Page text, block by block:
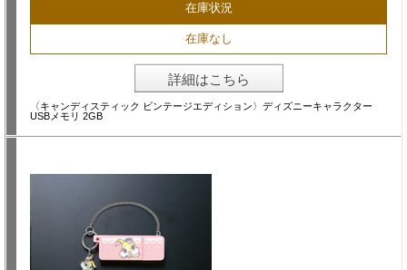
在庫状況
在庫なし
詳細はこちら
〈キャンディスティック ビンテージエディション〉ディズニーキャラクター
USBメモリ 2GB